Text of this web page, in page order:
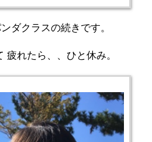
ダクラスの続きです。
れたら、、ひと休み。